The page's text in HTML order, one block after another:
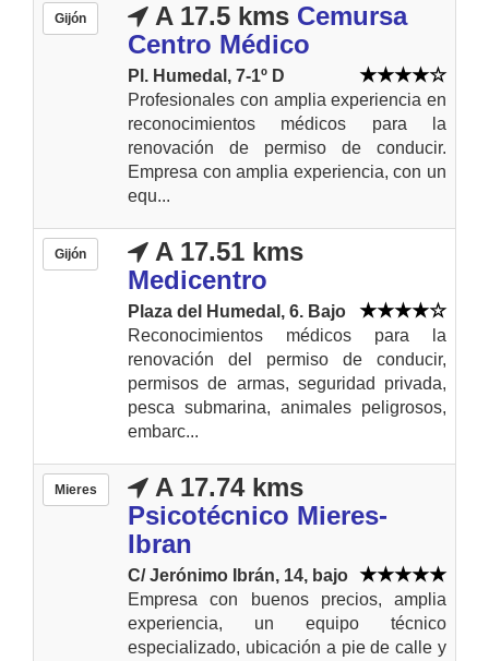
Gijón A 17.5 kms Cemursa
Centro Médico
Pl. Humedal, 7-1º D
Profesionales con amplia experiencia en
reconocimientos médicos para la
renovación de permiso de conducir.
Empresa con amplia experiencia, con un
equ...
Gijón
A 17.51 kms
Medicentro
Plaza del Humedal, 6. Bajo
Reconocimientos médicos para la
renovación del permiso de conducir,
permisos de armas, seguridad privada,
pesca submarina, animales peligrosos,
embarc...
Mieres
A 17.74 kms
Psicotécnico Mieres-
Ibran
C/ Jerónimo Ibrán, 14, bajo
Empresa con buenos precios, amplia
experiencia, un equipo técnico
especializado, ubicación a pie de calle y